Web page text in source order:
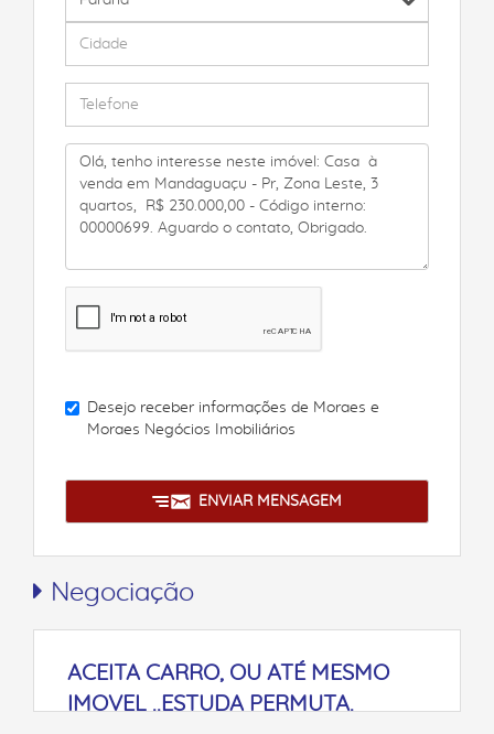
Desejo receber informações de Moraes e
Moraes Negócios Imobiliários
ENVIAR MENSAGEM
Negociação
ACEITA CARRO, OU ATÉ MESMO
IMOVEL ..ESTUDA PERMUTA.